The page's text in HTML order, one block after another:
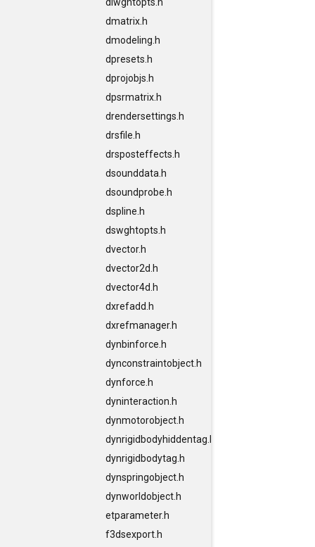
dmatrix.h
dmodeling.h
dpresets.h
dprojobjs.h
dpsrmatrix.h
drendersettings.h
drsfile.h
drsposteffects.h
dsounddata.h
dsoundprobe.h
dspline.h
dswghtopts.h
dvector.h
dvector2d.h
dvector4d.h
dxrefadd.h
dxrefmanager.h
dynbinforce.h
dynconstraintobject.h
dynforce.h
dyninteraction.h
dynmotorobject.h
dynrigidbodyhiddentag.h
dynrigidbodytag.h
dynspringobject.h
dynworldobject.h
etparameter.h
f3dsexport.h